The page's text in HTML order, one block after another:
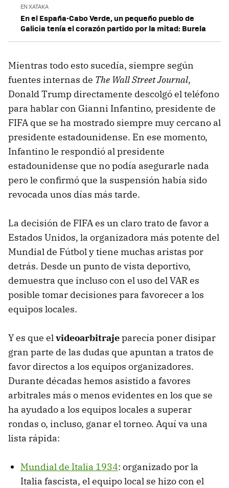
EN XATAKA
En el España-Cabo Verde, un pequeño pueblo de
Galicia tenía el corazón partido por la mitad: Burela
Mientras todo esto sucedía, siempre según
fuentes internas de The Wall Street Journal,
Donald Trump directamente descolgó el teléfono
para hablar con Gianni Infantino, presidente de
FIFA que se ha mostrado siempre muy cercano al
presidente estadounidense. En ese momento,
Infantino le respondió al presidente
estadounidense que no podía asegurarle nada
pero le confirmó que la suspensión había sido
revocada unos días más tarde.
La decisión de FIFA es un claro trato de favor a
Estados Unidos, la organizadora más potente del
Mundial de Fútbol y tiene muchas aristas por
detrás. Desde un punto de vista deportivo,
demuestra que incluso con el uso del VAR es
posible tomar decisiones para favorecer a los
equipos locales.
Y es que elvideoarbitrajeparecía poner disipar
gran parte de las dudas que apuntan a tratos de
favor directos a los equipos organizadores.
Durante décadas hemos asistido a favores
arbitrales más o menos evidentes en los que se
ha ayudado a los equipos locales a superar
rondas o, incluso, ganar el torneo. Aquí va una
lista rápida:
Mundial de Italia 1934: organizado por la
Italia fascista, el equipo local se hizo con el